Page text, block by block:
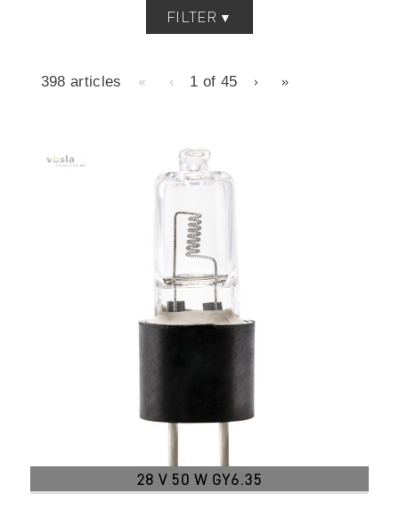
FILTER
398 articles « ‹ 1 of45 › »
28 V 50 W GY6.35